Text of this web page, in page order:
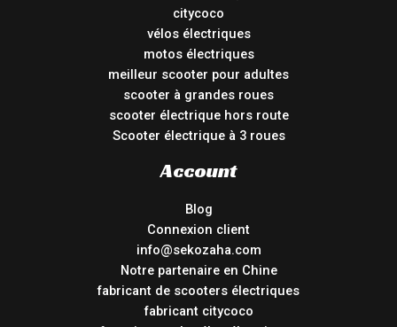
citycoco
vélos électriques
motos électriques
meilleur scooter pour adultes
scooter à grandes roues
scooter électrique hors route
Scooter électrique à 3 roues
Account
Blog
Connexion client
info@sekozaha.com
Notre partenaire en Chine
fabricant de scooters électriques
fabricant citycoco